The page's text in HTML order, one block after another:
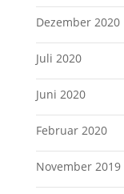
Dezember 2020
Juli 2020
Juni 2020
Februar 2020
November 2019